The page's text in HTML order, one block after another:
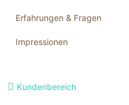
Erfahrungen & Fragen
Impressionen
Navigation
überspringen
Kundenbereich